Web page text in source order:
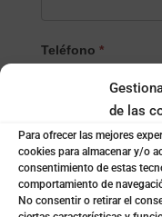
de las
Para ofrecer las mejores
cookies para almacenar y/o
consentimiento de estas
comportamiento de
No consentir o retirar el
Teléfono *
¿Empresa o